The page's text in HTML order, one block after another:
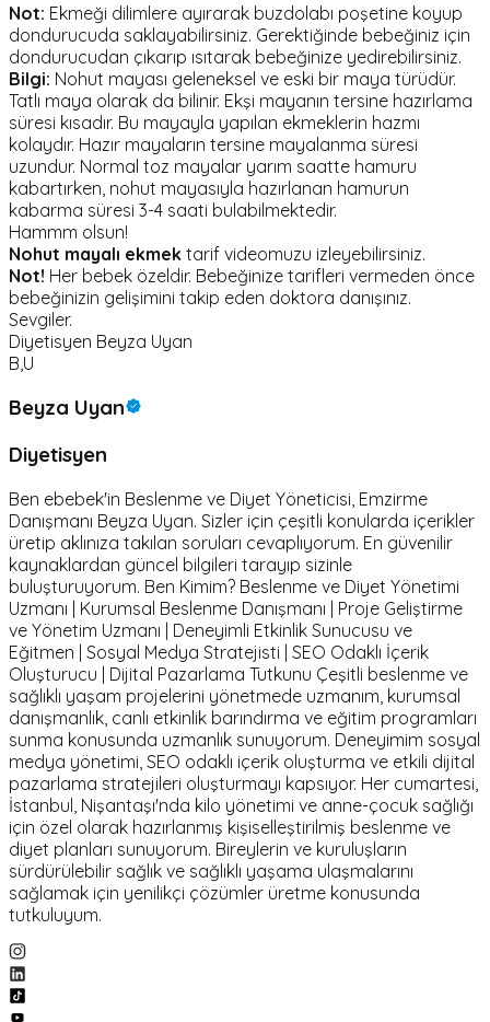
Not: Ekmeği dilimlere ayırarak buzdolabı poşetine koyup
dondurucuda saklayabilirsiniz. Gerektiğinde bebeğiniz için
dondurucudan çıkarıp ısıtarak bebeğinize yedirebilirsiniz.
Bilgi: Nohut mayası geleneksel ve eski bir maya türüdür.
Tatlı maya olarak da bilinir. Ekşi mayanın tersine hazırlama
süresi kısadır. Bu mayayla yapılan ekmeklerin hazmı
kolaydır. Hazır mayaların tersine mayalanma süresi
uzundur. Normal toz mayalar yarım saatte hamuru
kabartırken, nohut mayasıyla hazırlanan hamurun
kabarma süresi 3-4 saati bulabilmektedir.
Hammm olsun!
Nohut mayalı ekmek tarif videomuzu izleyebilirsiniz.
Not! Her bebek özeldir. Bebeğinize tarifleri vermeden önce
bebeğinizin gelişimini takip eden doktora danışınız.
Sevgiler.
Diyetisyen Beyza Uyan
B,U
Beyza Uyan
Diyetisyen
Ben ebebek'in Beslenme ve Diyet Yöneticisi, Emzirme
Danışmanı Beyza Uyan. Sizler için çeşitli konularda içerikler
üretip aklınıza takılan soruları cevaplıyorum. En güvenilir
kaynaklardan güncel bilgileri tarayıp sizinle
buluşturuyorum. Ben Kimim? Beslenme ve Diyet Yönetimi
Uzmanı | Kurumsal Beslenme Danışmanı | Proje Geliştirme
ve Yönetim Uzmanı | Deneyimli Etkinlik Sunucusu ve
Eğitmen | Sosyal Medya Stratejisti | SEO Odaklı İçerik
Oluşturucu | Dijital Pazarlama Tutkunu Çeşitli beslenme ve
sağlıklı yaşam projelerini yönetmede uzmanım, kurumsal
danışmanlık, canlı etkinlik barındırma ve eğitim programları
sunma konusunda uzmanlık sunuyorum. Deneyimim sosyal
medya yönetimi, SEO odaklı içerik oluşturma ve etkili dijital
pazarlama stratejileri oluşturmayı kapsıyor. Her cumartesi,
İstanbul, Nişantaşı'nda kilo yönetimi ve anne-çocuk sağlığı
için özel olarak hazırlanmış kişiselleştirilmiş beslenme ve
diyet planları sunuyorum. Bireylerin ve kuruluşların
sürdürülebilir sağlık ve sağlıklı yaşama ulaşmalarını
sağlamak için yenilikçi çözümler üretme konusunda
tutkuluyum.